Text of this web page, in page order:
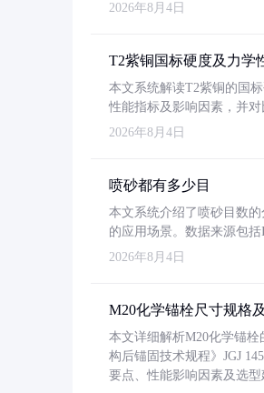
2026年8月4日
T2紫铜国标硬度及力学
本文系统解读T2紫铜的国
性能指标及影响因素，并
2026年8月4日
喷砂都有多少目
本文系统介绍了喷砂目数
的应用场景。数据来源包
2026年8月4日
M20化学锚栓尺寸规格
本文详细解析M20化学锚
构后锚固技术规程》JGJ
要点、性能影响因素及选型